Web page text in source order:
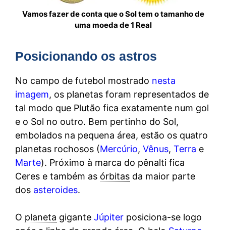
Vamos fazer de conta que o Sol tem o tamanho de
uma moeda de 1 Real
Posicionando os astros
No campo de futebol mostrado nesta
imagem, os planetas foram representados de
tal modo que Plutão fica exatamente num gol
e o Sol no outro. Bem pertinho do Sol,
embolados na pequena área, estão os quatro
planetas rochosos (Mercúrio, Vênus, Terra e
Marte). Próximo à marca do pênalti fica
Ceres e também as órbitas da maior parte
dos asteroides.
O planeta gigante Júpiter posiciona-se logo